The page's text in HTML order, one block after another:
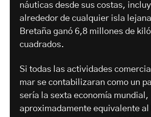
náuticas desde sus costas,
alrededor de cualquier isla
Bretaña ganó 6,8 millones de
cuadrados.
Si todas las actividades
mar se contabilizaran como un
sería la sexta economía mundial,
aproximadamente equivalente al